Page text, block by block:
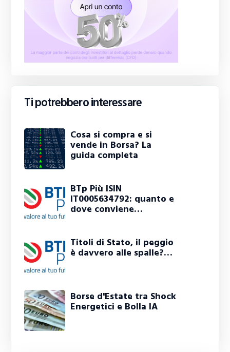
Ti potrebbero interessare
Cosa si compra e si
vende in Borsa? La
guida completa
BTp Più ISIN
IT0005634792: quanto e
dove conviene…
Titoli di Stato, il peggio
è davvero alle spalle?…
Borse d'Estate tra Shock
Energetici e Bolla IA